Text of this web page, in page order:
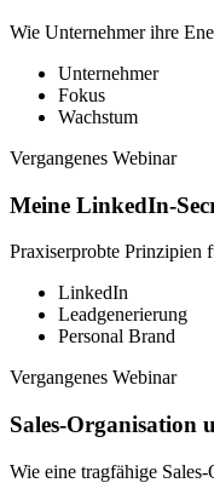
Wie Unternehmer ihre
Unternehmer
Fokus
Wachstum
Vergangenes Webinar
Meine LinkedIn-
Praxiserprobte Prinzipien
LinkedIn
Leadgenerierung
Personal Brand
Vergangenes Webinar
Sales-Organisation
Wie eine tragfähige